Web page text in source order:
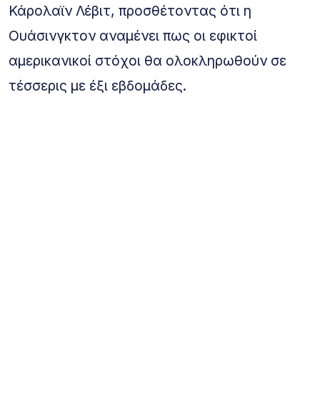
Κάρολαϊν Λέβιτ, προσθέτοντας ότι η
Ουάσινγκτον αναμένει πως οι εφικτοί
αμερικανικοί στόχοι θα ολοκληρωθούν σε
τέσσερις με έξι εβδομάδες.